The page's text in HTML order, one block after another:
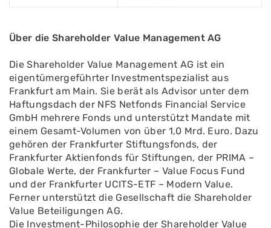
Über die Shareholder Value Management AG
Die Shareholder Value Management AG ist ein
eigentümergeführter Investmentspezialist aus
Frankfurt am Main. Sie berät als Advisor unter dem
Haftungsdach der NFS Netfonds Financial Service
GmbH mehrere Fonds und unterstützt Mandate mit
einem Gesamt-Volumen von über 1,0 Mrd. Euro. Dazu
gehören der Frankfurter Stiftungsfonds, der
Frankfurter Aktienfonds für Stiftungen, der PRIMA –
Globale Werte, der Frankfurter – Value Focus Fund
und der Frankfurter UCITS-ETF – Modern Value.
Ferner unterstützt die Gesellschaft die Shareholder
Value Beteiligungen AG.
Die Investment-Philosophie der Shareholder Value